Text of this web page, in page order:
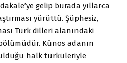
gelip burada yıllarca
yürüttü. Şüphesiz,
Türk dilleri alanındaki
Kúnos adanın
halk türküleriyle